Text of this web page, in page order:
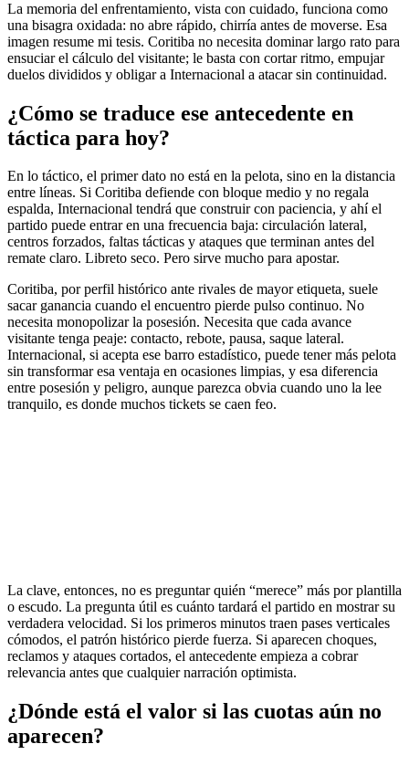
La memoria del enfrentamiento, vista con cuidado, funciona como
una bisagra oxidada: no abre rápido, chirría antes de moverse. Esa
imagen resume mi tesis. Coritiba no necesita dominar largo rato para
ensuciar el cálculo del visitante; le basta con cortar ritmo, empujar
duelos divididos y obligar a Internacional a atacar sin continuidad.
¿Cómo se traduce ese antecedente en
táctica para hoy?
En lo táctico, el primer dato no está en la pelota, sino en la distancia
entre líneas. Si Coritiba defiende con bloque medio y no regala
espalda, Internacional tendrá que construir con paciencia, y ahí el
partido puede entrar en una frecuencia baja: circulación lateral,
centros forzados, faltas tácticas y ataques que terminan antes del
remate claro. Libreto seco. Pero sirve mucho para apostar.
Coritiba, por perfil histórico ante rivales de mayor etiqueta, suele
sacar ganancia cuando el encuentro pierde pulso continuo. No
necesita monopolizar la posesión. Necesita que cada avance
visitante tenga peaje: contacto, rebote, pausa, saque lateral.
Internacional, si acepta ese barro estadístico, puede tener más pelota
sin transformar esa ventaja en ocasiones limpias, y esa diferencia
entre posesión y peligro, aunque parezca obvia cuando uno la lee
tranquilo, es donde muchos tickets se caen feo.
La clave, entonces, no es preguntar quién “merece” más por plantilla
o escudo. La pregunta útil es cuánto tardará el partido en mostrar su
verdadera velocidad. Si los primeros minutos traen pases verticales
cómodos, el patrón histórico pierde fuerza. Si aparecen choques,
reclamos y ataques cortados, el antecedente empieza a cobrar
relevancia antes que cualquier narración optimista.
¿Dónde está el valor si las cuotas aún no
aparecen?